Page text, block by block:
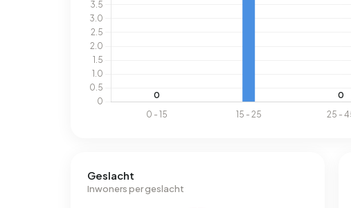
Geslacht
Inwoners per geslacht